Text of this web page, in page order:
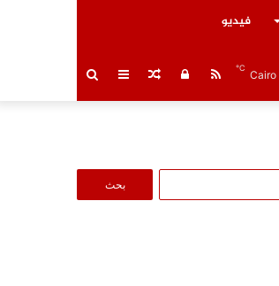
فيديو
بحث عمود مقالتسجيل RSS Cairo
℃
عن: